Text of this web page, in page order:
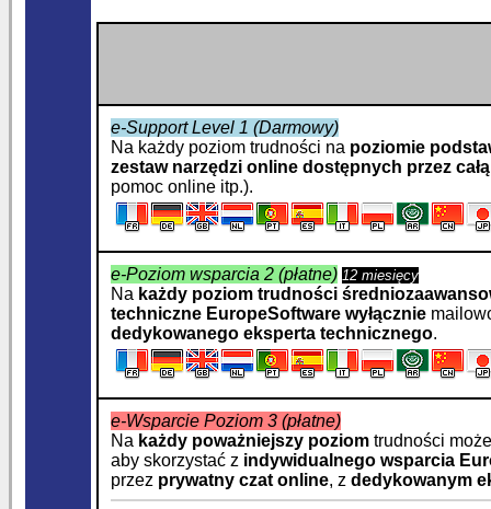
e-Support Level 1 (Darmowy)
Na każdy poziom trudności na poziomie
zestaw narzędzi online dostępnych przez całą
pomoc online itp.).
e-Poziom wsparcia 2 (płatne) 12 miesięcy
Na każdy poziom trudności
techniczne EuropeSoftware wyłącznie
dedykowanego eksperta technicznego.
e-Wsparcie Poziom 3 (płatne)
Na każdy poważniejszy poziom trudności
aby skorzystać z indywidualnego wsparcia
przez prywatny czat online, z dedykowanym